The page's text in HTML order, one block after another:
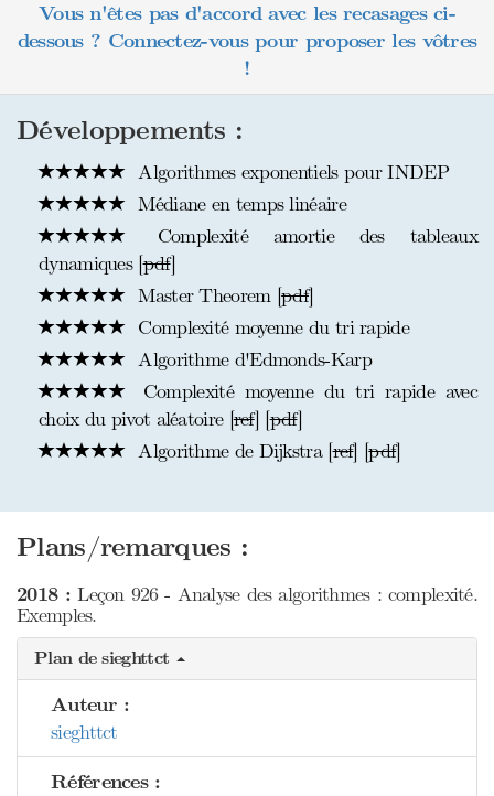
Vous n'êtes pas d'accord avec les recasages ci-
dessous ? Connectez-vous pour proposer les vôtres
!
Développements :
Algorithmes exponentiels pour INDEP
Médiane en temps linéaire
Complexité amortie des tableaux
dynamiques [pdf]
Master Theorem [pdf]
Complexité moyenne du tri rapide
Algorithme d'Edmonds-Karp
Complexité moyenne du tri rapide avec
choix du pivot aléatoire [ref] [pdf]
Algorithme de Dijkstra [ref] [pdf]
Plans/remarques :
2018 : Leçon 926 - Analyse des algorithmes : complexité.
Exemples.
Plan de sieghttct
Auteur :
sieghttct
Références :